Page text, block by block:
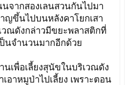
จากสองเลนสวนกันไปมา
ญขึ้นไปบนหลังคาโยกเสา
ณดังกล่าวมีขยะพลาสติกที่
นจำนวนมากอีกด้วย
นเพื่อเลี้ยงสุนัขในบริเวณดัง
อาหมูป่าไปเลี้ยง เพราะตอน